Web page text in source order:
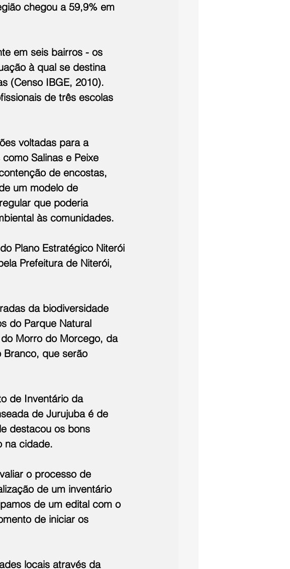
chegou a 59,9% em
em seis bairros - os
à qual se destina
(Censo IBGE, 2010).
de três escolas
voltadas para a
Salinas e Peixe
de encostas,
um modelo de
que poderia
às comunidades.
Plano Estratégico Niterói
Prefeitura de Niterói,
da biodiversidade
do Parque Natural
Morro do Morcego, da
Branco, que serão
de Inventário da
de Jurujuba é de
destacou os bons
na cidade.
o processo de
de um inventário
de um edital com o
de iniciar os
locais através da